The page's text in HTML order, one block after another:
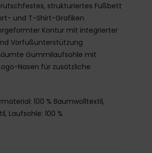
strukturiertes Fußbett
und T-Shirt-Grafiken
Kontur mit integrierter
Vorfußunterstützung
Gummilaufsohle mit
Nasen für zusätzliche
100 % Baumwolltextil,
Laufsohle: 100 %